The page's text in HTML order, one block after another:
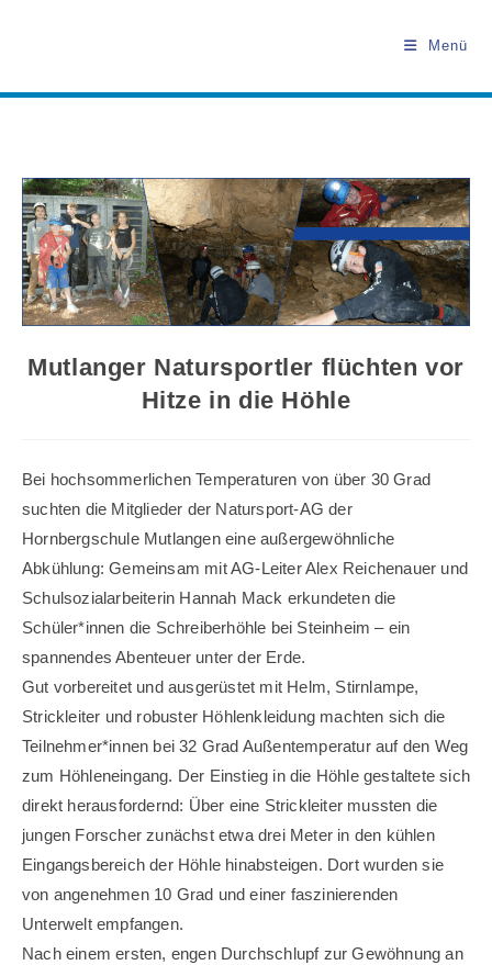
Menü
Mutlanger Natursportler flüchten vor
Hitze in die Höhle
Bei hochsommerlichen Temperaturen von über 30 Grad
suchten die Mitglieder der Natursport-AG der
Hornbergschule Mutlangen eine außergewöhnliche
Abkühlung: Gemeinsam mit AG-Leiter Alex Reichenauer und
Schulsozialarbeiterin Hannah Mack erkundeten die
Schüler*innen die Schreiberhöhle bei Steinheim – ein
spannendes Abenteuer unter der Erde.
Gut vorbereitet und ausgerüstet mit Helm, Stirnlampe,
Strickleiter und robuster Höhlenkleidung machten sich die
Teilnehmer*innen bei 32 Grad Außentemperatur auf den Weg
zum Höhleneingang. Der Einstieg in die Höhle gestaltete sich
direkt herausfordernd: Über eine Strickleiter mussten die
jungen Forscher zunächst etwa drei Meter in den kühlen
Eingangsbereich der Höhle hinabsteigen. Dort wurden sie
von angenehmen 10 Grad und einer faszinierenden
Unterwelt empfangen.
Nach einem ersten, engen Durchschlupf zur Gewöhnung an